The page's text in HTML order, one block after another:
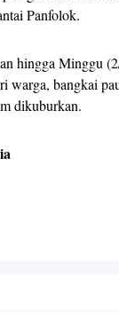
Panfolok.
hingga Minggu
warga, bangkai
dikuburkan.